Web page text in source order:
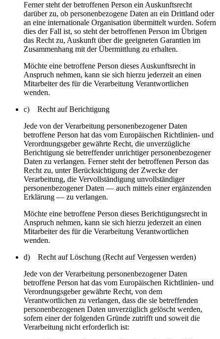
Ferner steht der betroffenen Person ein Auskunftsrecht
darüber zu, ob personenbezogene Daten an ein Drittland oder
an eine internationale Organisation übermittelt wurden. Sofern
dies der Fall ist, so steht der betroffenen Person im Übrigen
das Recht zu, Auskunft über die geeigneten Garantien im
Zusammenhang mit der Übermittlung zu erhalten.
Möchte eine betroffene Person dieses Auskunftsrecht in
Anspruch nehmen, kann sie sich hierzu jederzeit an einen
Mitarbeiter des für die Verarbeitung Verantwortlichen
wenden.
c) Recht auf Berichtigung
Jede von der Verarbeitung personenbezogener Daten
betroffene Person hat das vom Europäischen Richtlinien- und
Verordnungsgeber gewährte Recht, die unverzügliche
Berichtigung sie betreffender unrichtiger personenbezogener
Daten zu verlangen. Ferner steht der betroffenen Person das
Recht zu, unter Berücksichtigung der Zwecke der
Verarbeitung, die Vervollständigung unvollständiger
personenbezogener Daten — auch mittels einer ergänzenden
Erklärung — zu verlangen.
Möchte eine betroffene Person dieses Berichtigungsrecht in
Anspruch nehmen, kann sie sich hierzu jederzeit an einen
Mitarbeiter des für die Verarbeitung Verantwortlichen
wenden.
d) Recht auf Löschung (Recht auf Vergessen werden)
Jede von der Verarbeitung personenbezogener Daten
betroffene Person hat das vom Europäischen Richtlinien- und
Verordnungsgeber gewährte Recht, von dem
Verantwortlichen zu verlangen, dass die sie betreffenden
personenbezogenen Daten unverzüglich gelöscht werden,
sofern einer der folgenden Gründe zutrifft und soweit die
Verarbeitung nicht erforderlich ist: